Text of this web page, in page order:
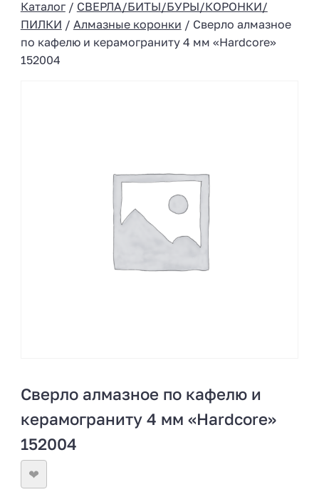
Каталог/ СВЕРЛА/БИТЫ/БУРЫ/КОРОНКИ/
ПИЛКИ / Алмазные коронки / Сверло алмазное
по кафелю и керамограниту 4 мм «Hardcore»
152004
Сверло алмазное по кафелю и
керамограниту 4 мм «Hardcore»
152004
❤